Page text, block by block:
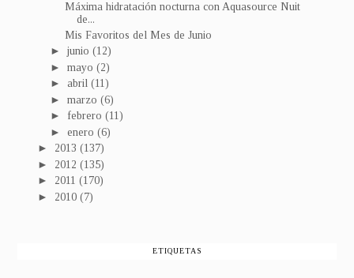
Máxima hidratación nocturna con Aquasource Nuit
de...
Mis Favoritos del Mes de Junio
►junio(12)
►mayo(2)
►abril(11)
►marzo(6)
► febrero(11)
►enero(6)
► 2013 (137)
► 2012 (135)
► 2011 (170)
► 2010 (7)
ETIQUETAS